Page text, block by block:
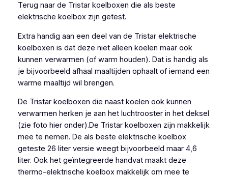
Terug naar de Tristar koelboxen die als beste
elektrische koelbox zijn getest.
Extra handig aan een deel van de Tristar elektrische
koelboxen is dat deze niet alleen koelen maar ook
kunnen verwarmen (of warm houden). Dat is handig als
je bijvoorbeeld afhaal maaltijden ophaalt of iemand een
warme maaltijd wil brengen.
De Tristar koelboxen die naast koelen ook kunnen
verwarmen herken je aan het luchtrooster in het deksel
(zie foto hier onder).De Tristar koelboxen zijn makkelijk
mee te nemen. De als beste elektrische koelbox
geteste 26 liter versie weegt bijvoorbeeld maar 4,6
liter. Ook het geïntegreerde handvat maakt deze
thermo-elektrische koelbox makkelijk om mee te